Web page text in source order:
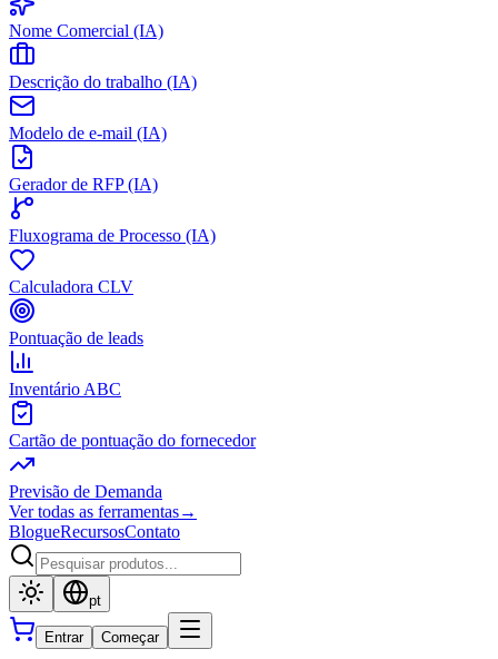
Nome Comercial (IA)
Descrição do trabalho (IA)
Modelo de e-mail (IA)
Gerador de RFP (IA)
Fluxograma de Processo (IA)
Calculadora CLV
Pontuação de leads
Inventário ABC
Cartão de pontuação do fornecedor
Previsão de Demanda
Ver todas as ferramentas→
BlogueRecursosContato
pt
Entrar Começar